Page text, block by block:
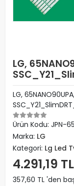
LG,
LG,
Ürün Kodu: JPN-
Marka: LG
Kategori: Lg Led
4.291,19 TL
357,60 TL 'den